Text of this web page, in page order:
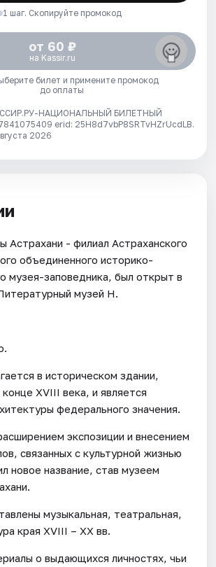
1 шаг. Скопируйте промокод
от 60 ₽
на Kassir.ru
билет и примените промокод
до оплаты
НАЦИОНАЛЬНЫЙ БИЛЕТНЫЙ
erid: 25H8d7vbP8SRTvHZrUcdLB.
2026
Астрахани - филиал Астраханского
объединенного историко-
музея-заповедника, был открыт в
музей Н.
в историческом здании,
XVIII века, и является
федерального значения.
экспозиции и внесением
связанных с культурной жизнью
новое название, став музеем
музыкальная, театральная,
края XVIII – XX вв.
о выдающихся личностях, чьи